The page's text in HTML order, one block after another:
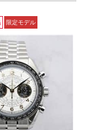
限定モデル